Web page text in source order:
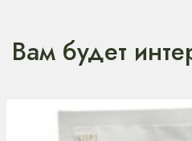
Вам будет